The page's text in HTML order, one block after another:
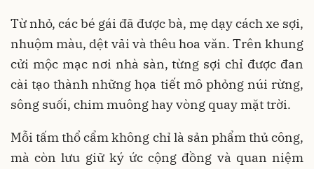
Từ nhỏ, các bé gái đã được bà, mẹ dạy cách xe sợi,
nhuộm màu, dệt vải và thêu hoa văn. Trên khung
cửi mộc mạc nơi nhà sàn, từng sợi chỉ được đan
cài tạo thành những họa tiết mô phỏng núi rừng,
sông suối, chim muông hay vòng quay mặt trời.
Mỗi tấm thổ cẩm không chỉ là sản phẩm thủ công,
mà còn lưu giữ ký ức cộng đồng và quan niệm